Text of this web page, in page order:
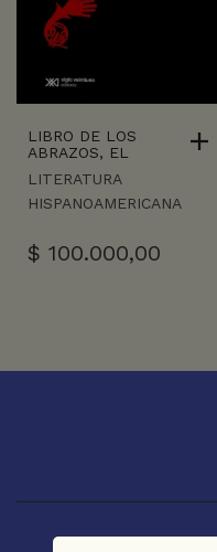
LIBRO DE LOS
ABRAZOS, EL
LITERATURA
HISPANOAMERICANA
$ 100.000,00